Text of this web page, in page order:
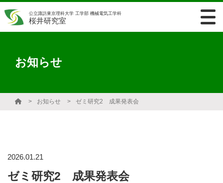
公立諏訪東京理科大学 工学部 機械電気工学科
桜井研究室
お知らせ
お知らせ ゼミ研究2 成果発表会
2026.01.21
ゼミ研究2 成果発表会